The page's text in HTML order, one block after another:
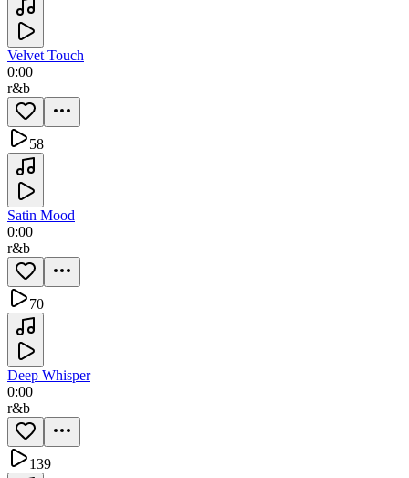
Velvet Touch
0:00
r&b
58
Satin Mood
0:00
r&b
70
Deep Whisper
0:00
r&b
139